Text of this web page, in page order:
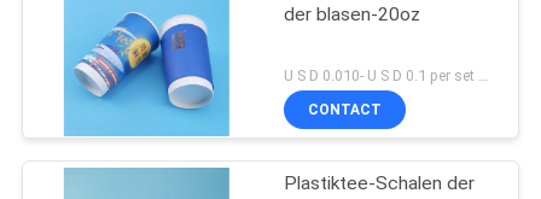
der blasen-20oz
U S D 0.010- U S D 0.1 per set MOQ:Satz 5000
CONTACT
Plastiktee-Schalen der